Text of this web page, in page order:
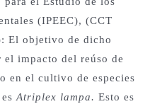
(IPEEC), (CCT
El objetivo de dicho
el impacto del reúso de
en el cultivo de especies
esAtriplex lampa. Esto es